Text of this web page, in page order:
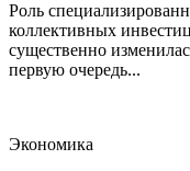
Роль
коллективных
существенно
первую очередь...
Экономика